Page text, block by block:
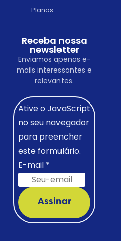
Planos
Receba nossa
newsletter
Enviamos apenas e-
mails interessantes e
relevantes.
Ative o JavaScript
no seu navegador
para preencher
este formulário.
E-mail *
Assinar